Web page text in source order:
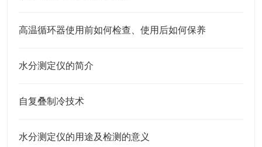
高温循环器使用前如何检查、使用后如何保养
水分测定仪的简介
自复叠制冷技术
水分测定仪的用途及检测的意义